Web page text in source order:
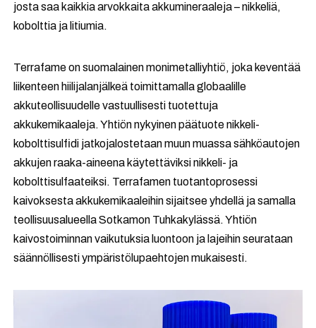
josta saa kaikkia arvokkaita akkumineraaleja – nikkeliä,
kobolttia ja litiumia.
Terrafame on suomalainen monimetalliyhtiö, joka keventää
liikenteen hiilijalanjälkeä toimittamalla globaalille
akkuteollisuudelle vastuullisesti tuotettuja
akkukemikaaleja. Yhtiön nykyinen päätuote nikkeli-
kobolttisulfidi jatkojalostetaan muun muassa sähköautojen
akkujen raaka-aineena käytettäviksi nikkeli- ja
kobolttisulfaateiksi. Terrafamen tuotantoprosessi
kaivoksesta akkukemikaaleihin sijaitsee yhdellä ja samalla
teollisuusalueella Sotkamon Tuhkakylässä. Yhtiön
kaivostoiminnan vaikutuksia luontoon ja lajeihin seurataan
säännöllisesti ympäristölupaehtojen mukaisesti.